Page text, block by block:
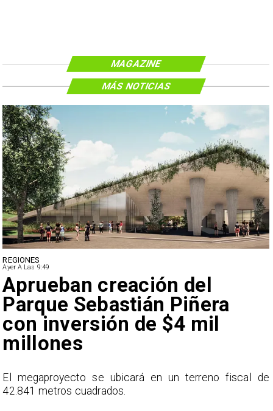
MAGAZINE
REGIONES
Ayer A Las 9:49
Aprueban creación del
Parque Sebastián Piñera
con inversión de $4 mil
millones
El megaproyecto se ubicará en un terreno fiscal de
42.841 metros cuadrados.
MÁS NOTICIAS